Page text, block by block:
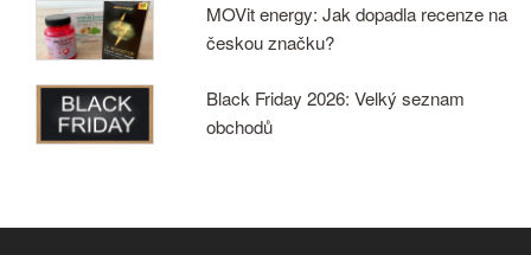
MOVit energy: Jak dopadla recenze na
českou značku?
Black Friday 2026: Velký seznam
obchodů